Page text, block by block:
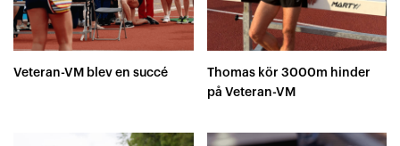
Veteran-VM blev en succé
Thomas kör 3000m hinder
på Veteran-VM